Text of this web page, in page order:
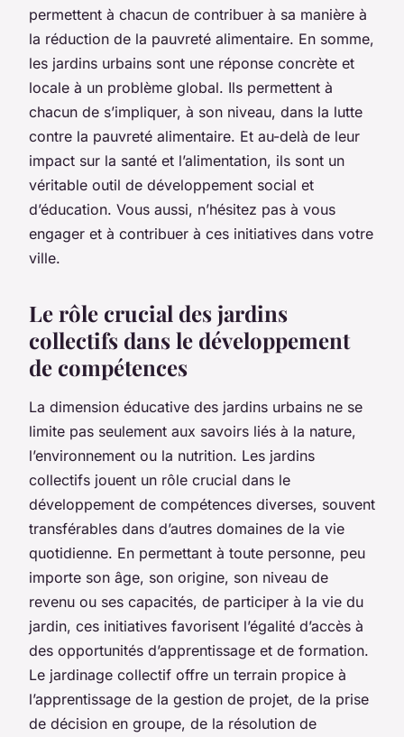
permettent à chacun de contribuer à sa manière à
la réduction de la pauvreté alimentaire. En somme,
les jardins urbains sont une réponse concrète et
locale à un problème global. Ils permettent à
chacun de s’impliquer, à son niveau, dans la lutte
contre la pauvreté alimentaire. Et au-delà de leur
impact sur la santé et l’alimentation, ils sont un
véritable outil de développement social et
d’éducation. Vous aussi, n’hésitez pas à vous
engager et à contribuer à ces initiatives dans votre
ville.
Le rôle crucial des jardins
collectifs dans le développement
de compétences
La dimension éducative des jardins urbains ne se
limite pas seulement aux savoirs liés à la nature,
l’environnement ou la nutrition. Les jardins
collectifs jouent un rôle crucial dans le
développement de compétences diverses, souvent
transférables dans d’autres domaines de la vie
quotidienne. En permettant à toute personne, peu
importe son âge, son origine, son niveau de
revenu ou ses capacités, de participer à la vie du
jardin, ces initiatives favorisent l’égalité d’accès à
des opportunités d’apprentissage et de formation.
Le jardinage collectif offre un terrain propice à
l’apprentissage de la gestion de projet, de la prise
de décision en groupe, de la résolution de